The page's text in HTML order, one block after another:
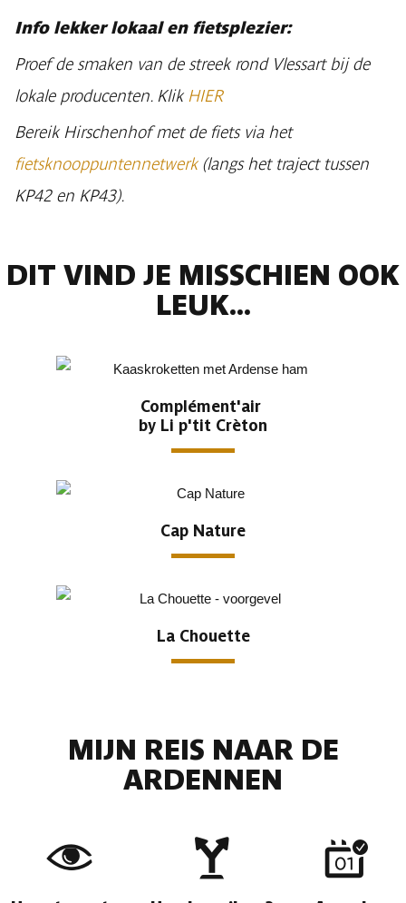
Info lekker lokaal en fietsplezier:
Proef de smaken van de streek rond Vlessart bij de
lokale producenten. KlikHIER
Bereik Hirschenhof met de fiets via het
fietsknooppuntennetwerk(langs het traject tussen
KP42 en KP43).
DIT VIND JE MISSCHIEN OOK
LEUK...
Complément'air
by Li p'tit Crèton
Cap Nature
La Chouette
MIJN REIS NAAR DE
ARDENNEN